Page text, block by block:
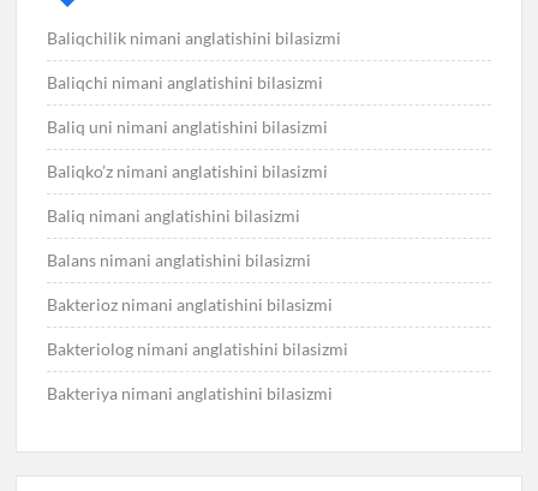
Baliqchilik nimani anglatishini bilasizmi
Baliqchi nimani anglatishini bilasizmi
Baliq uni nimani anglatishini bilasizmi
Baliqko’z nimani anglatishini bilasizmi
Baliq nimani anglatishini bilasizmi
Balans nimani anglatishini bilasizmi
Bakterioz nimani anglatishini bilasizmi
Bakteriolog nimani anglatishini bilasizmi
Bakteriya nimani anglatishini bilasizmi